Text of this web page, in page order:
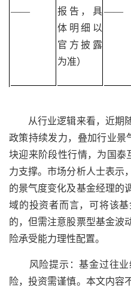
——
报告，具
体明细以
官方披露
为准）
——
从行业逻辑来看，近期随
政策持续发力，叠加行业景
块迎来阶段性行情，为国泰
力支撑。市场分析人士表示
的景气度变化及基金经理的
域的投资者而言，可将该
的，但需注意股票型基金波
险承受能力理性配置。
风险提示：基金过往业
险，投资需谨慎。本文内容